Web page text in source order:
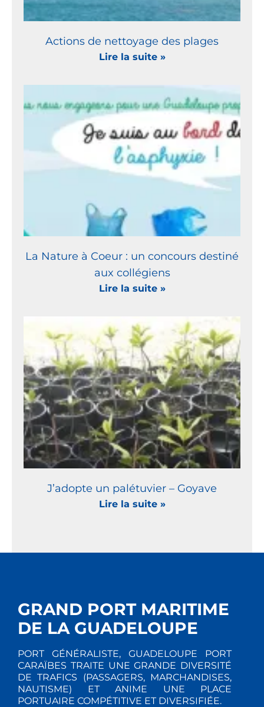
Actions de nettoyage des plages
Lire la suite »
La Nature à Coeur : un concours destiné
aux collégiens
Lire la suite »
J’adopte un palétuvier – Goyave
Lire la suite »
GRAND PORT MARITIME
DE LA GUADELOUPE
PORT GÉNÉRALISTE, GUADELOUPE PORT
CARAÏBES TRAITE UNE GRANDE DIVERSITÉ
DE TRAFICS (PASSAGERS, MARCHANDISES,
NAUTISME) ET ANIME UNE PLACE
PORTUAIRE COMPÉTITIVE ET DIVERSIFIÉE.